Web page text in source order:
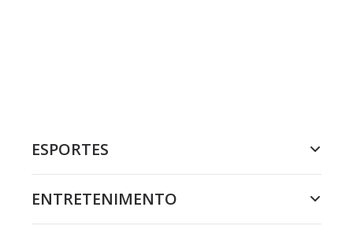
ESPORTES
ENTRETENIMENTO